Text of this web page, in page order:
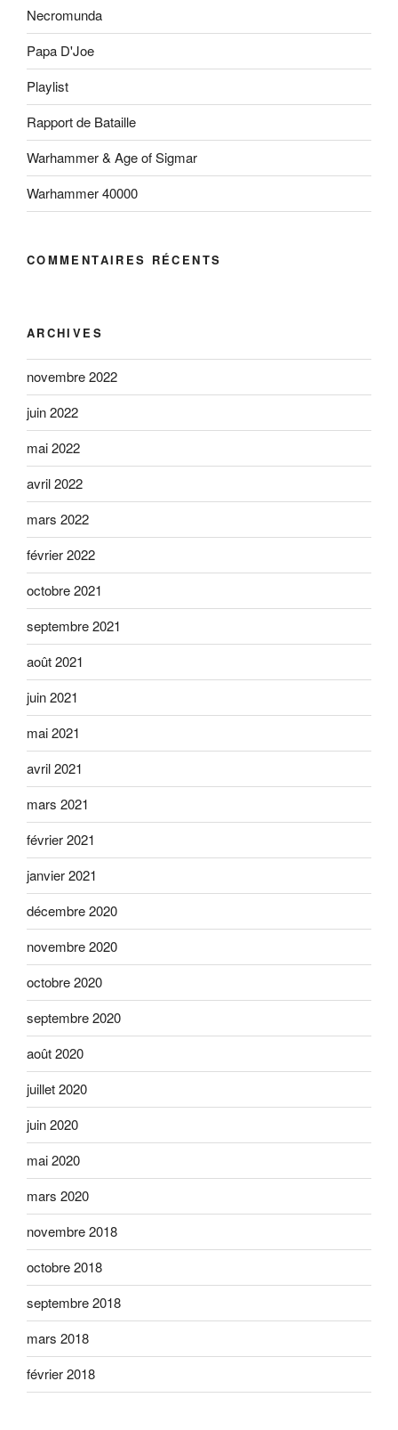
Necromunda
Papa D'Joe
Playlist
Rapport de Bataille
Warhammer & Age of Sigmar
Warhammer 40000
COMMENTAIRES RÉCENTS
ARCHIVES
novembre 2022
juin 2022
mai 2022
avril 2022
mars 2022
février 2022
octobre 2021
septembre 2021
août 2021
juin 2021
mai 2021
avril 2021
mars 2021
février 2021
janvier 2021
décembre 2020
novembre 2020
octobre 2020
septembre 2020
août 2020
juillet 2020
juin 2020
mai 2020
mars 2020
novembre 2018
octobre 2018
septembre 2018
mars 2018
février 2018